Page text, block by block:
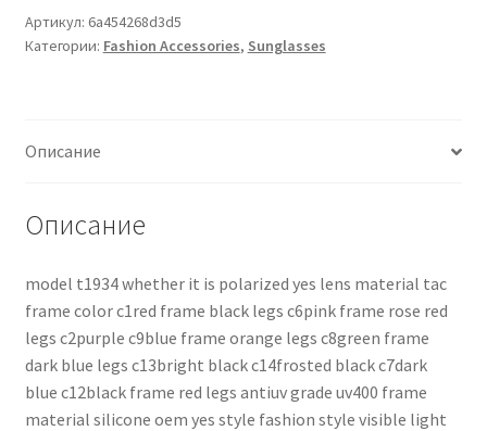
Артикул: 6a454268d3d5
Категории: Fashion Accessories, Sunglasses
Описание
Описание
model t1934 whether it is polarized yes lens material tac
frame color c1red frame black legs c6pink frame rose red
legs c2purple c9blue frame orange legs c8green frame
dark blue legs c13bright black c14frosted black c7dark
blue c12black frame red legs antiuv grade uv400 frame
material silicone oem yes style fashion style visible light